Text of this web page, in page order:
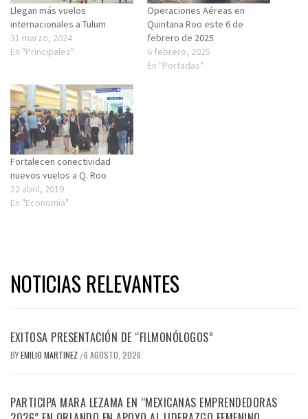
Llegan más vuelos
internacionales a Tulum
31 marzo, 2024
En "Principales"
Operaciones Aéreas en
Quintana Roo este 6 de
febrero de 2025
6 febrero, 2025
En "Portadas"
Fortalecen conectividad
nuevos vuelos a Q. Roo
22 abril, 2019
En "Economia"
NOTICIAS RELEVANTES
EXITOSA PRESENTACIÓN DE “FILMONÓLOGOS”
BYEMILIO MARTINEZ /6 AGOSTO, 2026
PARTICIPA MARA LEZAMA EN “MEXICANAS EMPRENDEDORAS